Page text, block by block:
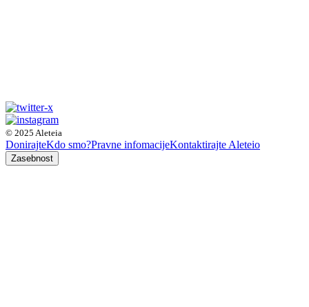
© 2025 Aleteia
DonirajteKdo smo?Pravne infomacijeKontaktirajte Aleteio
Zasebnost